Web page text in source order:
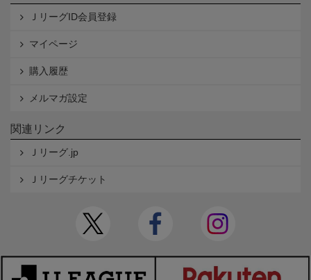
ＪリーグID会員登録
マイページ
購入履歴
メルマガ設定
関連リンク
Ｊリーグ.jp
Ｊリーグチケット